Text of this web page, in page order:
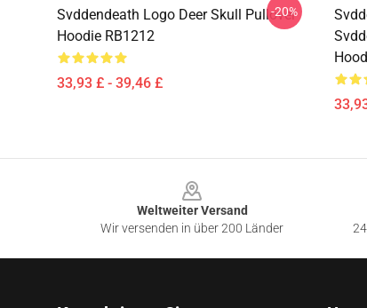
Svddendeath Logo Deer Skull Pullover
Hoodie RB1212
33,93 £ - 39,46 £
-20%
Weltweiter Versand
Wir versenden in über 200 Länder